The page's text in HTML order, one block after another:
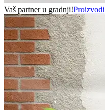
Vaš partner u gradnji!Proizvodi